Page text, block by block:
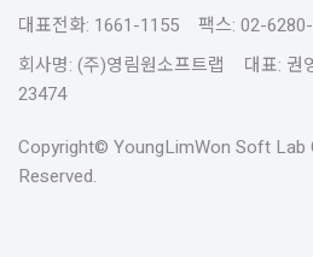
대표전화: 1661-1155 팩스: 02-
회사명: (주)영림원소프트랩 대표:
23474
Copyright© YoungLimWon Soft Lab
Reserved.